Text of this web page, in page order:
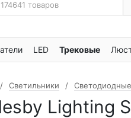
LED Трековые
Светильники Светодиодные
Lighting